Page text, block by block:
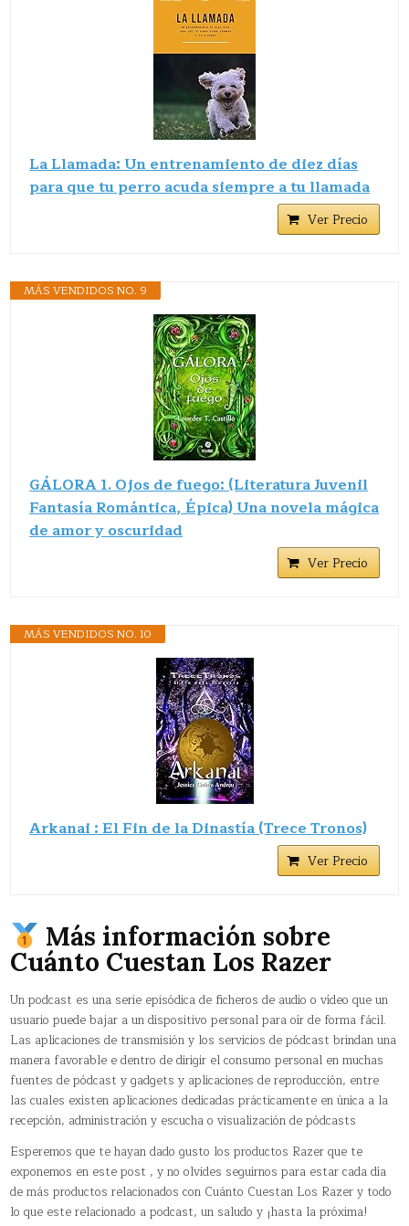
La Llamada: Un entrenamiento de diez días
para que tu perro acuda siempre a tu llamada
Ver Precio
MÁS VENDIDOS NO. 9
GÁLORA 1. Ojos de fuego: (Literatura Juvenil
Fantasía Romántica, Épica) Una novela mágica
de amor y oscuridad
Ver Precio
MÁS VENDIDOS NO. 10
Arkanai : El Fin de la Dinastía (Trece Tronos)
Ver Precio
Más información sobre
Cuánto Cuestan Los Razer
Un podcast​ es una serie episódica de ficheros de audio o vídeo que un
usuario puede bajar a un dispositivo personal para oír de forma fácil.
Las aplicaciones de transmisión y los servicios de pódcast brindan una
manera favorable e dentro de dirigir el consumo personal en muchas
fuentes de pódcast y gadgets y aplicaciones de reproducción, entre
las cuales existen aplicaciones dedicadas prácticamente en única a la
recepción, administración y escucha o visualización de pódcasts
Esperemos que te hayan dado gusto los productos Razer que te
exponemos en este post , y no olvides seguirnos para estar cada día
de más productos relacionados con Cuánto Cuestan Los Razer y todo
lo que este relacionado a podcast, un saludo y ¡hasta la próxima!